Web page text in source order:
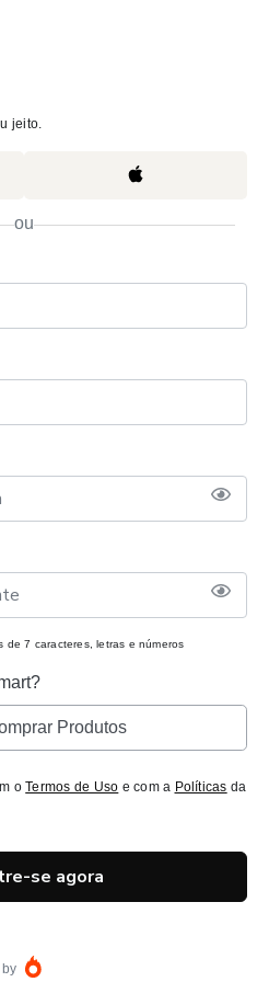
jeito.
ou
de 7 caracteres, letras e números
Produtos
oTermos de Uso e com a Políticas da
se agora
by